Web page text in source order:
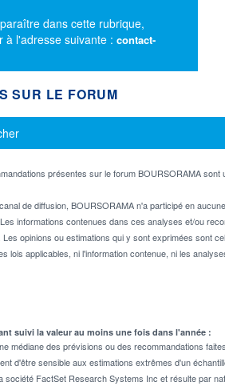
dans cette rubrique,
à l'adresse suivante : contact-
SUR LE FORUM
présentes sur le forum BOURSORAMA
de diffusion, BOURSORAMA n'a participé en
informations contenues dans ces analyses et/ou
opinions ou estimations qui y sont exprimées sont
lois applicables, ni l'information contenue, ni les
suivi la valeur au moins une fois dans l'année :
médiane des prévisions ou des recommandations
d'être sensible aux estimations extrêmes d'un
FactSet Research Systems Inc et résulte par